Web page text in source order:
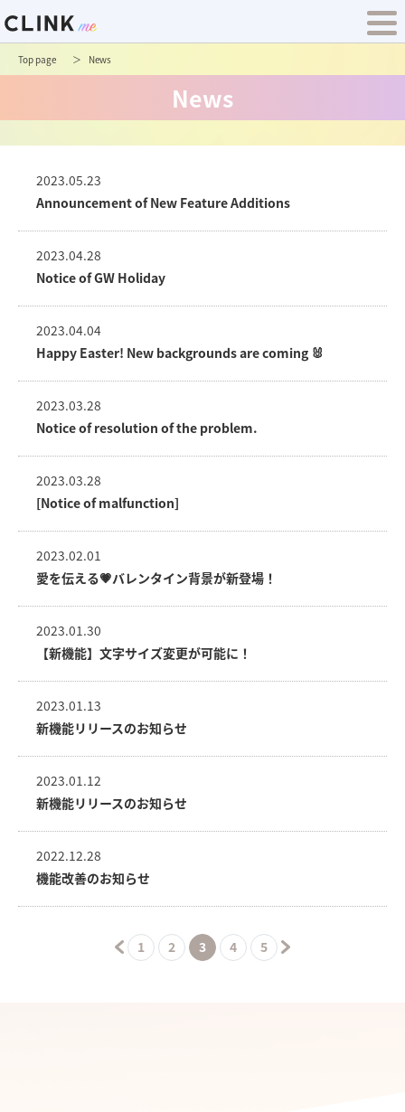
Top page News
News
2023.05.23
Announcement of New Feature Additions
2023.04.28
Notice of GW Holiday
2023.04.04
Happy Easter! New backgrounds are coming 🐰
2023.03.28
Notice of resolution of the problem.
2023.03.28
[Notice of malfunction]
2023.02.01
愛を伝える💗バレンタイン背景が新登場！
2023.01.30
【新機能】文字サイズ変更が可能に！
2023.01.13
新機能リリースのお知らせ
2023.01.12
新機能リリースのお知らせ
2022.12.28
機能改善のお知らせ
1 2 3 4 5